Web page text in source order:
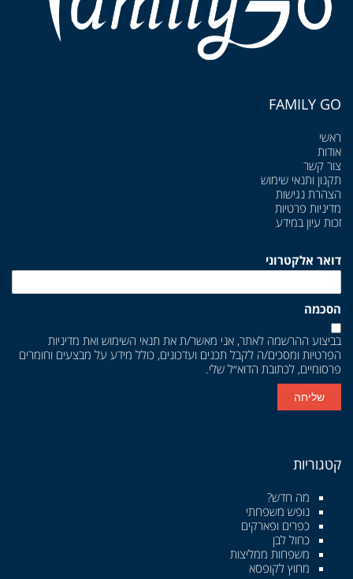
FAMILY GO
ראשי
אודות
צור קשר
תקנון ותנאי שימוש
הצהרת נגישות
מדיניות פרטיות
זכות עיון במידע
דואר אלקטרוני
הסכמה
בביצוע ההרשמה לאתר, אני מאשר/ת את תנאי השימוש ואת מדיניות
הפרטיות ומסכים/ה לקבל תכנים ועדכונים, כולל מידע על מבצעים וחומרים
פרסומיים, לכתובת הדוא״ל שלי.
שליחה
קטגוריות
מה חדש?
נופש משפחתי
כפרים ופארקים
כחול לבן
משפחות ממליצות
מחוץ לקופסא